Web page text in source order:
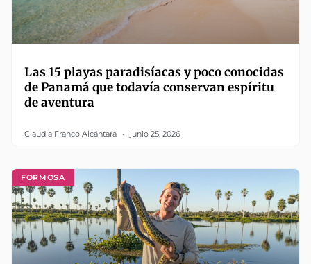
Las 15 playas paradisíacas y poco conocidas
de Panamá que todavía conservan espíritu
de aventura
Claudia Franco Alcántara junio 25, 2026
FORMOSA